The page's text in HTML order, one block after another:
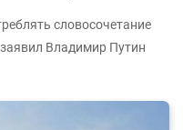
словосочетание
Владимир Путин